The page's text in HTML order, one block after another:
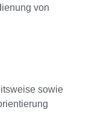
von
sowie